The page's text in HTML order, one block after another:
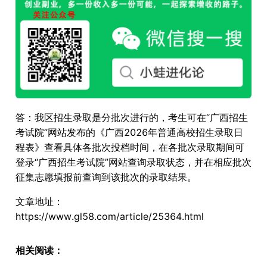
答：我区招生录取是分批次进行的，考生可在“广西招生
考试院”网站发布的《广西2026年普通高校招生录取日
程表》查看具体各批次投档时间，在各批次录取期间可
登录“广西招生考试院”网站查询录取状态，并在相应批次
征集志愿填报前查询到该批次的录取结果。
文章地址：
https://www.gl58.com/article/25364.html
相关阅读：